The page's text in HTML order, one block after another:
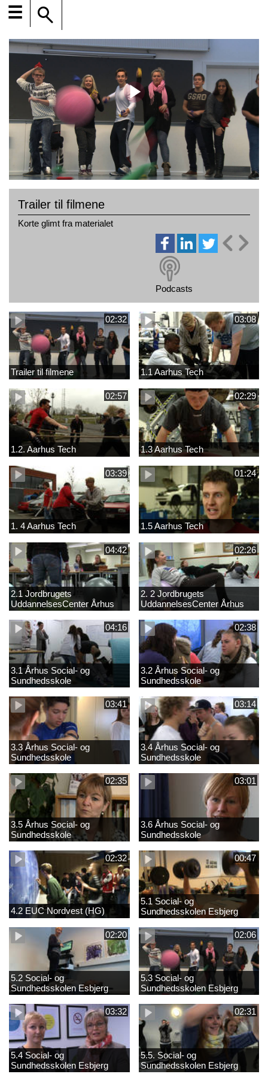
☰
Trailer til filmene
Korte glimt fra materialet
Podcasts
02:32
Trailer til filmene
03:08
1.1 Aarhus Tech
02:57
1.2. Aarhus Tech
02:29
1.3 Aarhus Tech
03:39
1. 4 Aarhus Tech
01:24
1.5 Aarhus Tech
04:42
2.1 Jordbrugets
UddannelsesCenter Århus
02:26
2. 2 Jordbrugets
UddannelsesCenter Århus
04:16
3.1 Århus Social- og
Sundhedsskole
02:38
3.2 Århus Social- og
Sundhedsskole
03:41
3.3 Århus Social- og
Sundhedsskole
03:14
3.4 Århus Social- og
Sundhedsskole
02:35
3.5 Århus Social- og
Sundhedsskole
03:01
3.6 Århus Social- og
Sundhedsskole
02:32
4.2 EUC Nordvest (HG)
00:47
5.1 Social- og
Sundhedsskolen Esbjerg
02:20
5.2 Social- og
Sundhedsskolen Esbjerg
02:06
5.3 Social- og
Sundhedsskolen Esbjerg
03:32
5.4 Social- og
Sundhedsskolen Esbjerg
02:31
5.5. Social- og
Sundhedsskolen Esbjerg